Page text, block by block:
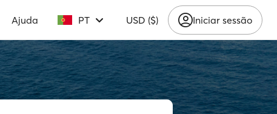
Ajuda PT USD ($) Iniciar sessão